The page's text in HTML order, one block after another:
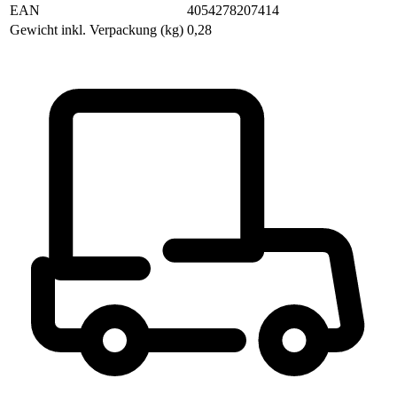
EAN
4054278207414
Gewicht inkl. Verpackung (kg) 0,28